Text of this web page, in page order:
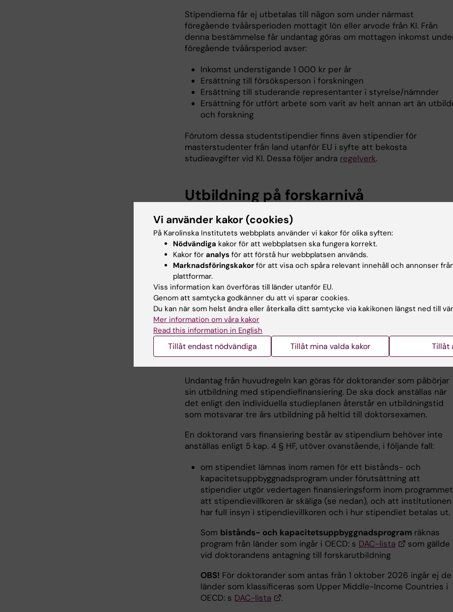
Stipendierna får ej utbetalas till någon som under närmast
föregående tvåårsperioden mottagit lön eller arvode från KI. Från
denna bestämmelse får undantag göras om mottagen inkomst
föregående tvåårsperiod avser:
Inkomst understigande 1 000 kr per år
Ersättning till försöksperson i forskningen
Ersättning till studerande representanter i styrelse/nämnder
Ersättning för utfört arbete som varit av helt annan art än
och forskning
Förutom dessa studentstipendier finns även stipendier för
masterstudenter från land utanför EU i syfte att bekosta
studieavgifter vid KI. Dessa följer andra regelverk.
Utbildning på forskarnivå
Om stipendiefinansiering av doktorander
Generellt är det få situationer då doktorander kan finansieras med
stipendier
Interna stipendier, dvs stipendier som betalas ut vis KI, är endast
tillåtet som komplement till externa stipendier (se mer under
"Inkomstnivå och tilläggsfinansiering" nedan.
Externa stipendier, dvs stipendier där KI inte är utbetalare utan
doktoranden har finansiering i form av stipendier från sitt hemland,
hemuniversitet eller dylikt.
Huvudregeln är att en doktorand ska anställas.
Undantag från huvudregeln kan göras för doktorander som påbörjar
sin utbildning med stipendiefinansiering. De ska dock anställas när
det enligt den individuella studieplanen återstår en utbildningstid
som motsvarar tre års utbildning på heltid till doktorsexamen.
En doktorand vars finansiering består av stipendium behöver inte
anställas enligt 5 kap. 4 § HF, utöver ovanstående, i följande fall:
om stipendiet lämnas inom ramen för ett bistånds- och
kapacitetsuppbyggnadsprogram under förutsättning att
stipendier utgör vedertagen finansieringsform inom
att stipendievillkoren är skäliga (se nedan), och att institutionen
har full insyn i stipendievillkoren och i hur stipendiet betalas ut.
Som bistånds- och kapacitetsuppbyggnadsprogram räknas
program från länder som ingår i OECD: s DAC-lista
som gällde
vid doktorandens antagning till forskarutbildning
OBS! För doktorander som antas från 1 oktober 2026 ingår ej de
länder som klassificeras som Upper Middle-Income Countries i
OECD: s DAC-lista
.
Vi använder kakor (cookies)
På Karolinska Institutets webbplats använder vi kakor för olika syften:
Nödvändiga kakor för att webbplatsen ska fungera korrekt.
Kakor för analys för att förstå hur webbplatsen används.
Marknadsföringskakor för att visa och spåra relevant innehåll och annonser
plattformar.
Viss information kan överföras till länder utanför EU.
Genom att samtycka godkänner du att vi sparar cookies.
Du kan när som helst ändra eller återkalla ditt samtycke via kakikonen längst ned till
Mer information om våra kakor
Read this information in English
Tillåt endast nödvändiga Tillåt mina valda kakor Tillåt